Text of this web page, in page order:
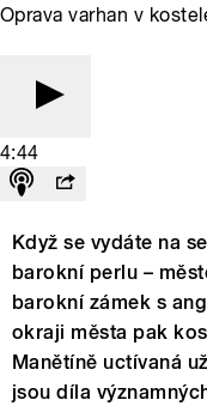
Oprava varhan v
4:44
Když se vydáte na
barokní perlu –
barokní zámek s
okraji města pak
Manětíně uctívaná
jsou díla